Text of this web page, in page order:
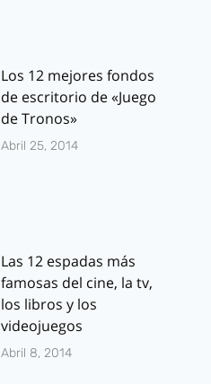
Los 12 mejores fondos
de escritorio de «Juego
de Tronos»
Abril 25, 2014
Las 12 espadas más
famosas del cine, la tv,
los libros y los
videojuegos
Abril 8, 2014